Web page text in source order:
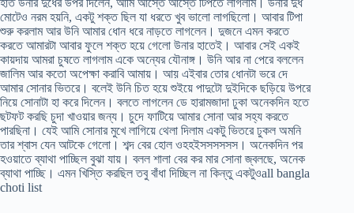
হাত উনার দুধের উপর দিলেন, আমি আস্তে আস্তে টিপতে লাগলাম। উনার দুধ
মোটেও নরম হয়নি, একটু শক্ত ছিল যা ধরতে খুব ভালো লাগছিলো। আবার টিপা
শুরু করলাম আর উনি আমার ধোন ধরে নাড়তে লাগলেন। দুজনে এমন করতে
করতে আমারটা আবার ফুলে শক্ত হয়ে গেলো উনার হাতেই। আবার সেই একই
কায়দায় আমরা চুষতে লাগলাম একে অন্যের যৌনাঙ্গ। উনি আর না পেরে বললেন
জালিম আর কতো অপেক্ষা করাবি আমায়। আয় এইবার তোর ধোনটা ভরে দে
আমার সোনার ভিতরে। বলেই উনি চিত হয়ে শুইয়ে পাদুটো দুইদিকে ছড়িয়ে উপরে
নিয়ে সোনাটা হা করে দিলেন। বলতে লাগলেন ডে হারামজাদা ঢুকা অনেকদিন হতে
ছটফট করছি চুদা খাওয়ার জন্য। চুদে ফাটিয়ে আমার সোনা আর সহ্য করতে
পারছিনা। যেই আমি সোনার মুখে লাগিয়ে থেলা দিলাম একটু ভিতরে ঢুকল অমনি
তার শ্বাস যেন আটকে গেলো। শব্দ বের হোল ওহহইসসসসসস। অনেকদিন পর
হওয়াতে ব্যাথা পাচ্ছিল বুঝা যায়। বলল শালা বের কর মার সোনা জ্বলছে, অনেক
ব্যাথা পাচ্ছি। এমন খিস্তি করছিল তবু বাঁধা দিচ্ছিল না কিন্তু একটুওall bangla
choti list